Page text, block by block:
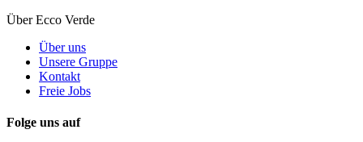
Über Ecco Verde
Über uns
Unsere Gruppe
Kontakt
Freie Jobs
Folge uns auf